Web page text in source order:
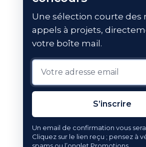
Une sélection courte des
appels à projets,
votre boîte mail.
S’inscrire
Un email de confirmation vous
Cliquez sur le lien reçu ; pensez à